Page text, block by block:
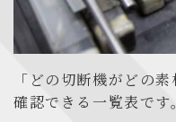
「どの切断機がどの
確認できる一覧表です。